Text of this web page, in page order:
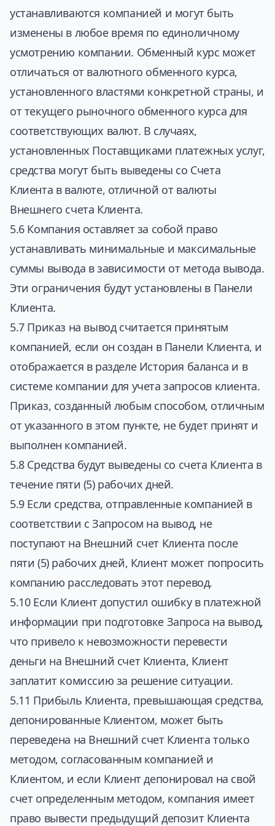
устанавливаются компанией и могут быть
изменены в любое время по единоличному
усмотрению компании. Обменный курс может
отличаться от валютного обменного курса,
установленного властями конкретной страны, и
от текущего рыночного обменного курса для
соответствующих валют. В случаях,
установленных Поставщиками платежных услуг,
средства могут быть выведены со Счета
Клиента в валюте, отличной от валюты
Внешнего счета Клиента.
5.6 Компания оставляет за собой право
устанавливать минимальные и максимальные
суммы вывода в зависимости от метода вывода.
Эти ограничения будут установлены в Панели
Клиента.
5.7 Приказ на вывод считается принятым
компанией, если он создан в Панели Клиента, и
отображается в разделе История баланса и в
системе компании для учета запросов клиента.
Приказ, созданный любым способом, отличным
от указанного в этом пункте, не будет принят и
выполнен компанией.
5.8 Средства будут выведены со счета Клиента в
течение пяти (5) рабочих дней.
5.9 Если средства, отправленные компанией в
соответствии с Запросом на вывод, не
поступают на Внешний счет Клиента после
пяти (5) рабочих дней, Клиент может попросить
компанию расследовать этот перевод.
5.10 Если Клиент допустил ошибку в платежной
информации при подготовке Запроса на вывод,
что привело к невозможности перевести
деньги на Внешний счет Клиента, Клиент
заплатит комиссию за решение ситуации.
5.11 Прибыль Клиента, превышающая средства,
депонированные Клиентом, может быть
переведена на Внешний счет Клиента только
методом, согласованным компанией и
Клиентом, и если Клиент депонировал на свой
счет определенным методом, компания имеет
право вывести предыдущий депозит Клиента